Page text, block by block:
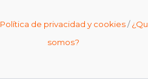
Política de privacidad y cookies/
somos?